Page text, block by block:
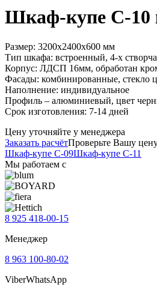
Шкаф-купе C-10
Размер: 3200х2400х600 мм
Тип шкафа: встроенный, 4-х
Корпус: ЛДСП 16мм, обработан
Фасады: комбинированные, стекло
Наполнение: индивидуальное
Профиль – алюминиевый, цвет
Срок изготовления: 7-14 дней
Цену уточняйте у менеджера
Заказать расчётПроверьте Вашу
Шкаф-купе C-09Шкаф-купе C-11
Мы работаем с
8 925 418-00-15
Менеджер
8 963 100-80-02
ViberWhatsApp